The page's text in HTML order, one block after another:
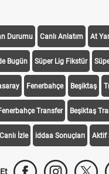
Durumu Canlı Anlatım At
Bugün Süper Lig Fikstür
Fenerbahçe Beşiktaş
Transfer Beşiktaş
Canlı İzle iddaa Sonuçları Aktif